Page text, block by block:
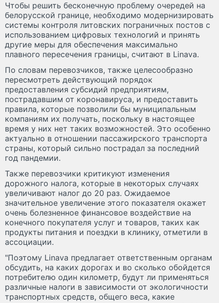
Чтобы решить бесконечную проблему очередей на
белорусской границе, необходимо модернизировать
системы контроля литовских пограничных постов с
использованием цифровых технологий и принять
другие меры для обеспечения максимально
плавного пересечения границы, считают в Linava.
По словам перевозчиков, также целесообразно
пересмотреть действующий порядок
предоставления субсидий предприятиям,
пострадавшим от коронавируса, и предоставить
правила, которые позволили бы муниципальным
компаниям их получать, поскольку в настоящее
время у них нет таких возможностей. Это особенно
актуально в отношении пассажирского транспорта
страны, который сильно пострадал за последний
год пандемии.
Также перевозчики критикуют изменения
дорожного налога, которые в некоторых случаях
увеличивают налог до 20 раз. Ожидаемое
значительное увеличение этого показателя окажет
очень болезненное финансовое воздействие на
конечного покупателя услуг и товаров, таких как
продукты питания и поездки в клинику, отметили в
ассоциации.
"Поэтому Linava предлагает ответственным органам
обсудить, на каких дорогах и во сколько обойдется
потребителю один километр, будут ли применяться
различные налоги в зависимости от экологичности
транспортных средств, общего веса, какие